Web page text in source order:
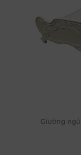
Giường